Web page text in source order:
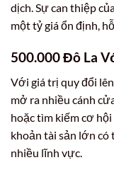
dịch. Sự can thiệp
một tỷ giá ổn định,
500.000 Đô La
Với giá trị quy đổi
mở ra nhiều cánh
hoặc tìm kiếm cơ
khoản tài sản lớn có
nhiều lĩnh vực.